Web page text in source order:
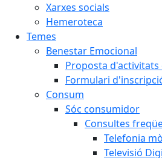
Xarxes socials
Hemeroteca
Temes
Benestar Emocional
Proposta
Formulari
Consum
Sóc consumidor
Consultes
Telefonia
Televisió